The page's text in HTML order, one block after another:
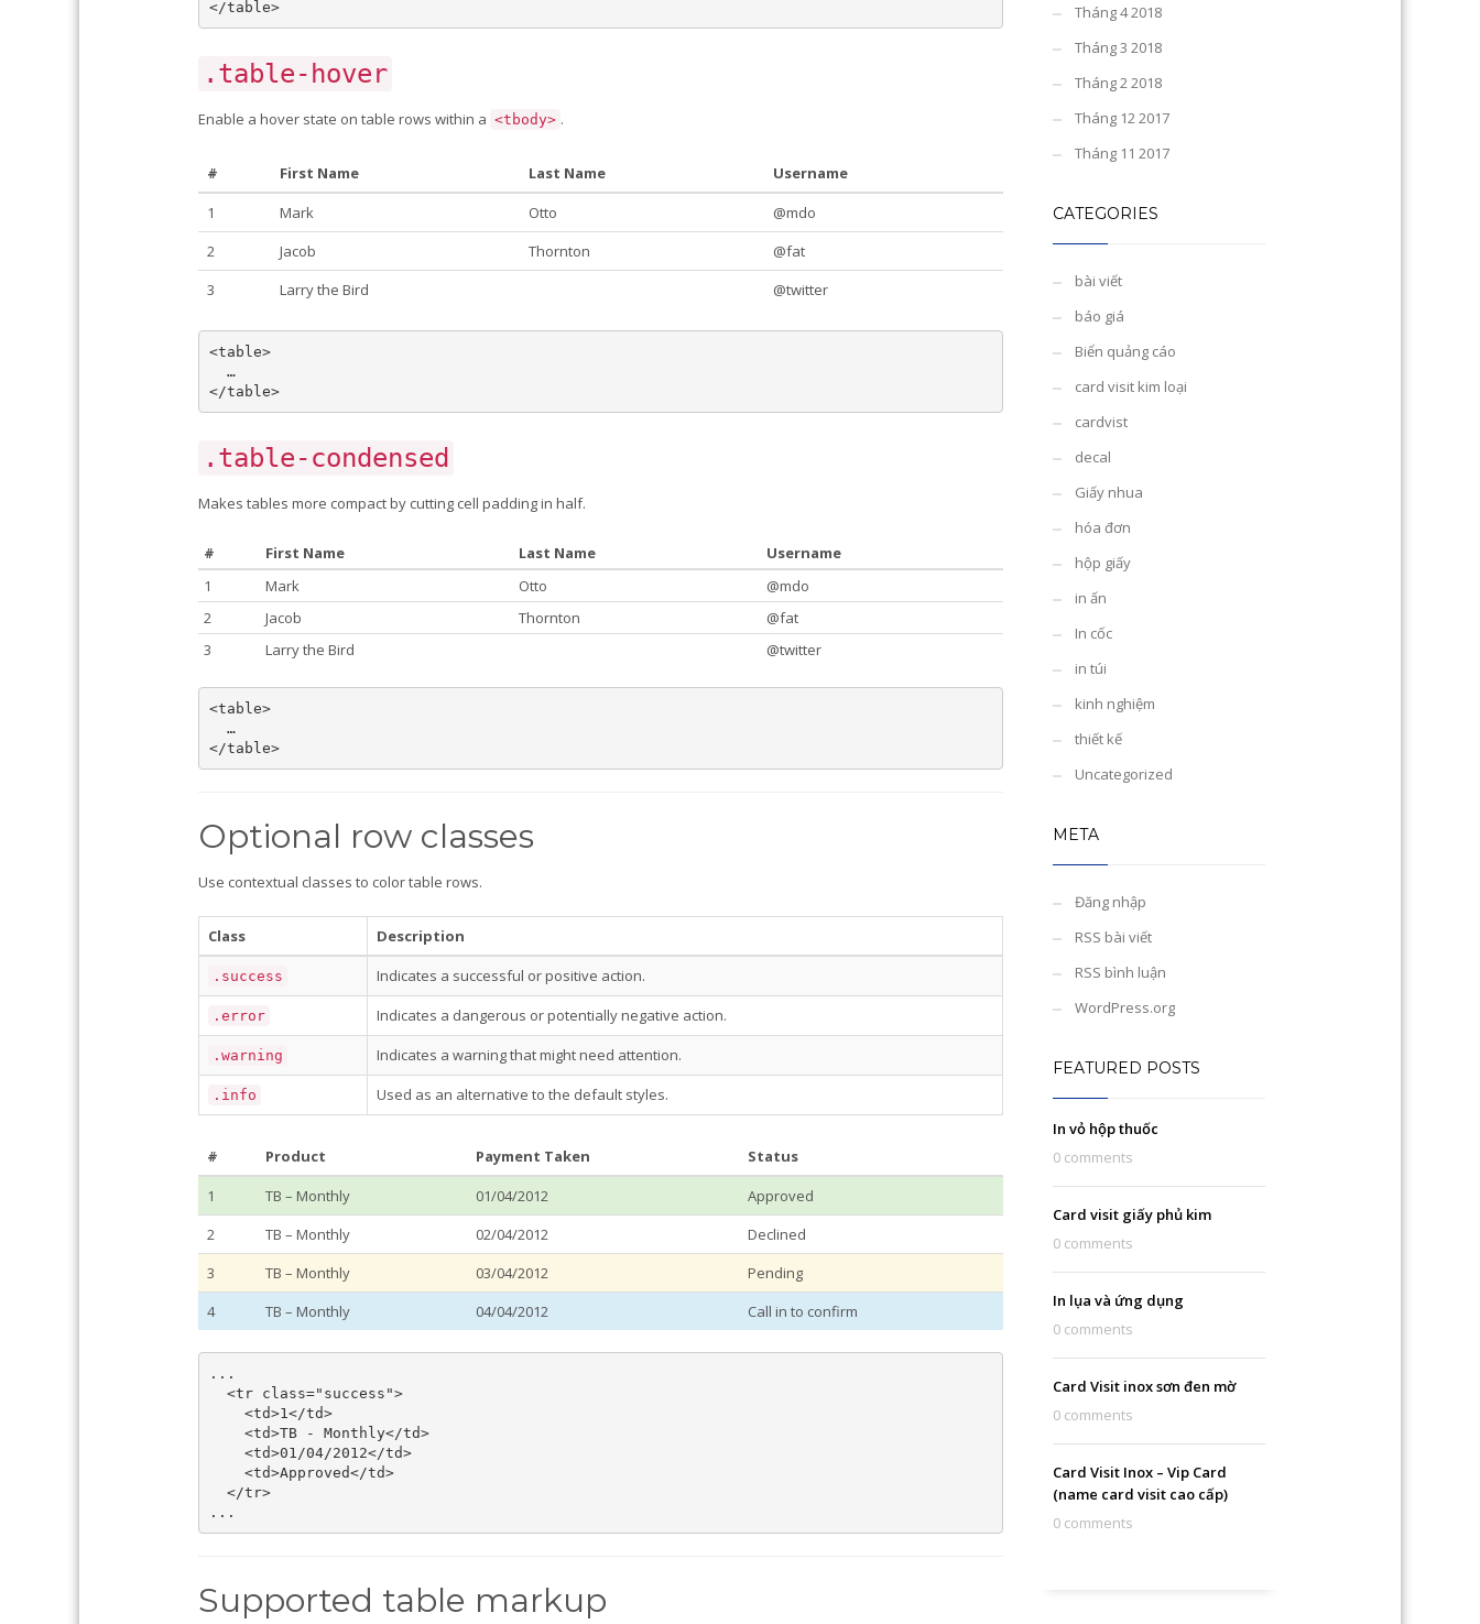
.table-hover
Enable a hover state on table rows within a <tbody> .
# First Name Last Name
Username
1
Mark Otto
@mdo
2
Jacob Thornton
@fat
3
Larry the Bird @twitter
<table>
  …
.table-condensed
Makes tables more compact by cutting cell padding in half.
# First Name Last Name
Username
1
Mark Otto
@mdo
2
Jacob Thornton
@fat
3
Larry the Bird @twitter
<table>
  …
Optional row classes
Use contextual classes to color table rows.
Class Description
.success Indicates a successful or positive action.
.error Indicates a dangerous or potentially negative action.
.warning Indicates a warning that might need attention.
.info Used as an alternative to the default styles.
# Product Payment Taken
Status
1
TB – Monthly 01/04/2012
Approved
2
TB – Monthly 02/04/2012
Declined
3
TB – Monthly 03/04/2012
Pending
4
TB – Monthly 04/04/2012 Call in to confirm
...
  <tr class="success">
    <td>1</td>
    <td>TB - Monthly</td>
    <td>01/04/2012</td>
    <td>Approved</td>
  </tr>
...
Supported table markup
Tháng 4 2018
Tháng 3 2018
Tháng 2 2018
Tháng 12 2017
Tháng 11 2017
CATEGORIES
bài viết
báo giá
Biển quảng cáo
card visit kim loại
cardvist
decal
Giấy nhua
hóa đơn
hộp giấy
in ấn
In cốc
in túi
kinh nghiệm
thiết kế
Uncategorized
META
Đăng nhập
RSS bài viết
RSS bình luận
WordPress.org
FEATURED POSTS
In vỏ hộp thuốc
0 comments
Card visit giấy phủ kim
0 comments
In lụa và ứng dụng
0 comments
Card Visit inox sơn đen mờ
0 comments
Card Visit Inox – Vip Card
(name card visit cao cấp)
0 comments